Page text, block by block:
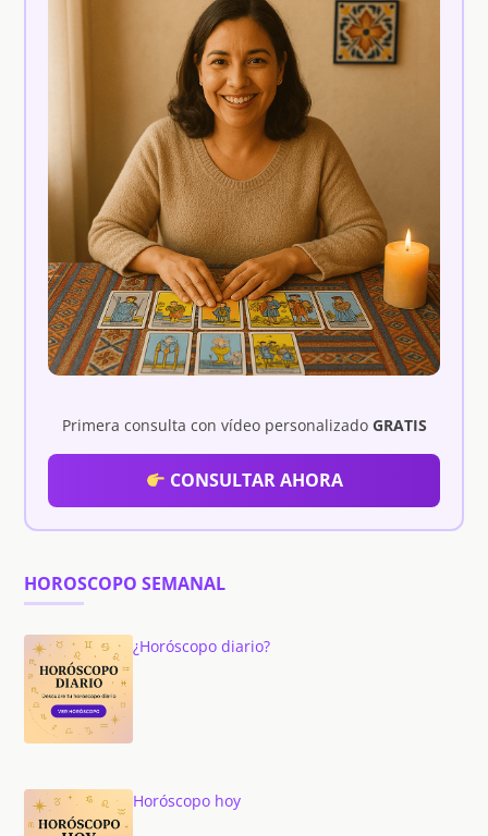
Primera consulta con vídeo personalizado GRATIS
CONSULTAR AHORA
HOROSCOPO SEMANAL
¿Horóscopo diario?
Horóscopo hoy